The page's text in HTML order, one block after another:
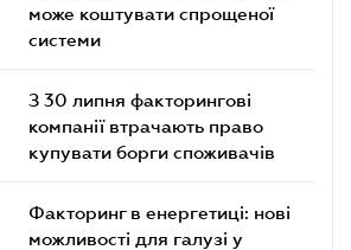
може коштувати спрощеної
системи
З 30 липня факторингові
компанії втрачають право
купувати борги споживачів
Факторинг в енергетиці: нові
можливості для галузі у